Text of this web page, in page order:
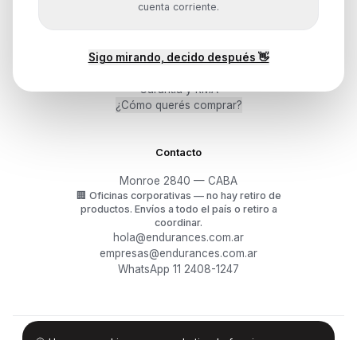
cuenta corriente.
Sigo mirando, decido después 👋
Ayuda
Mis pedidos
Garantía y RMA
¿Cómo querés comprar?
Contacto
Monroe 2840 — CABA
🏢 Oficinas corporativas — no hay retiro de
productos. Envíos a todo el país o retiro a
coordinar.
hola@endurances.com.ar
empresas@endurances.com.ar
WhatsApp 11 2408-1247